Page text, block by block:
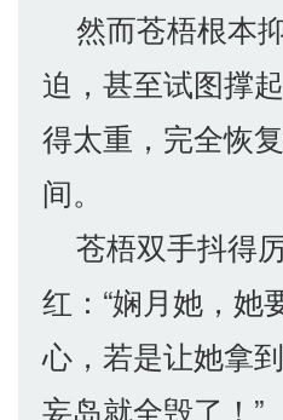
然而苍梧根本
迫，甚至试图撑
得太重，完全恢
间。
苍梧双手抖得
红：“娴月她，她
心，若是让她拿
妄岛就全毁了！”